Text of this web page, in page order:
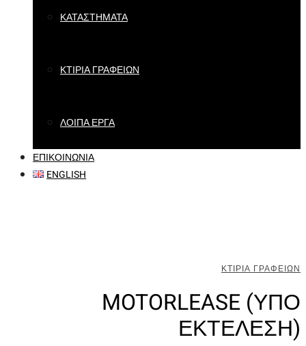
ΚΑΤΑΣΤΗΜΑΤΑ
ΚΤΙΡΙΑ ΓΡΑΦΕΙΩΝ
ΛΟΙΠΑ ΕΡΓΑ
ΕΠΙΚΟΙΝΩΝΙΑ
ENGLISH
ΚΤΙΡΙΑ ΓΡΑΦΕΙΩΝ
MOTORLEASE (ΥΠΟ
ΕΚΤΕΛΕΣΗ)